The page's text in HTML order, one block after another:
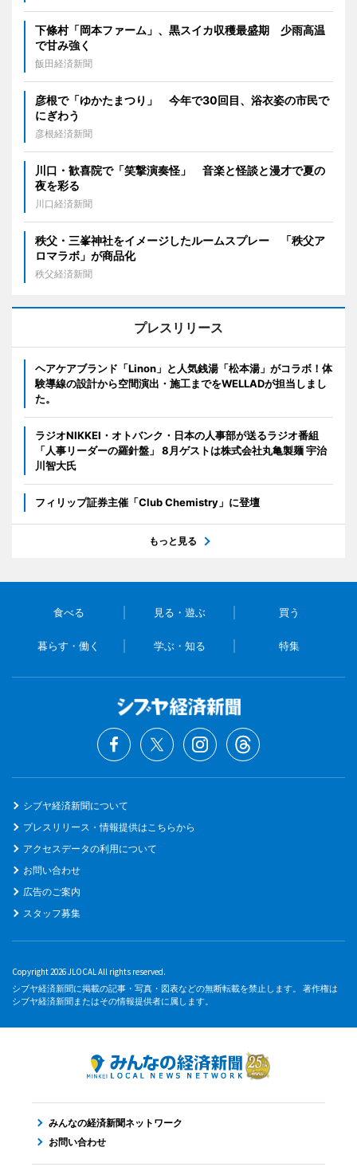
下條村「岡本ファーム」、黒スイカ収穫最盛期 少雨高温
で甘み強く
飯田経済新聞
彦根で「ゆかたまつり」 今年で30回目、浴衣姿の市民で
にぎわう
彦根経済新聞
川口・歓喜院で「笑撃演奏怪」 音楽と怪談と漫才で夏の
夜を彩る
川口経済新聞
秩父・三峯神社をイメージしたルームスプレー 「秩父ア
ロマラボ」が商品化
秩父経済新聞
プレスリリース
ヘアケアブランド「Linon」と人気銭湯「松本湯」がコラボ！体
験導線の設計から空間演出・施工までをWELLADが担当しまし
た。
ラジオNIKKEI・オトバンク・日本の人事部が送るラジオ番組
「人事リーダーの羅針盤」 8月ゲストは株式会社丸亀製麺 宇治
川智大氏
フィリップ証券主催「Club Chemistry」に登壇
もっと見る
食べる 見る・遊ぶ 買う
暮らす・働く 学ぶ・知る 特集
シブヤ経済新聞について
プレスリリース・情報提供はこちらから
アクセスデータの利用について
お問い合わせ
広告のご案内
スタッフ募集
Copyright 2026 JLOCAL All rights reserved.
シブヤ経済新聞に掲載の記事・写真・図表などの無断転載を禁止します。 著作権は
シブヤ経済新聞またはその情報提供者に属します。
みんなの経済新聞ネットワーク
お問い合わせ